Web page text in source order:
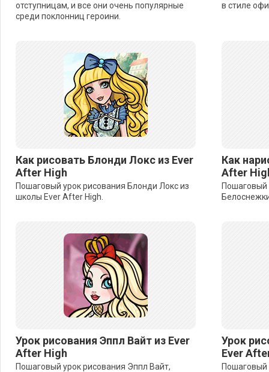
отступницам, и все они очень популярные
среди поклонниц героини.
в стиле
Как рисовать Блонди Локс из Ever
After High
Пошаговый урок рисования Блонди Локс из
школы Ever After High.
Как
After
Пошаговый
Урок рисования Эппл Вайт из Ever
After High
Пошаговый урок рисования Эппл Вайт,
Урок
Ever
Пошаговый